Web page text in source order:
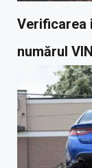
Verificarea
numărul VIN